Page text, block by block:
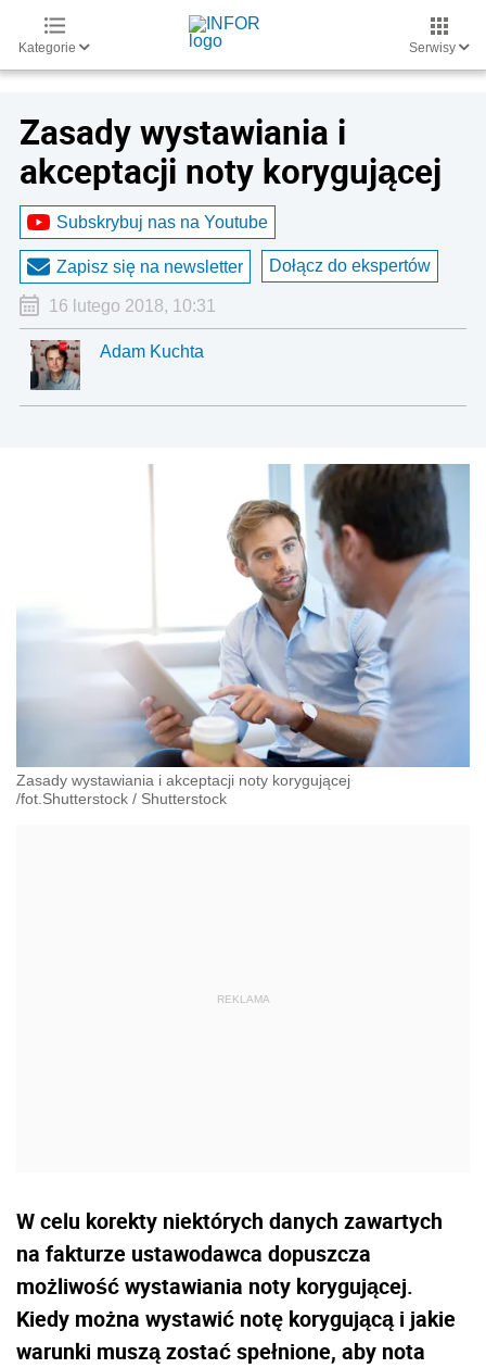
Kategorie Serwisy
Zasady wystawiania i
akceptacji noty korygującej
Subskrybuj nas na Youtube
Zapisz się na newsletter Dołącz do ekspertów
16 lutego 2018, 10:31
Adam Kuchta
Zasady wystawiania i akceptacji noty korygującej
/fot.Shutterstock / Shutterstock
W celu korekty niektórych danych zawartych
na fakturze ustawodawca dopuszcza
możliwość wystawiania noty korygującej.
Kiedy można wystawić notę korygującą i jakie
warunki muszą zostać spełnione, aby nota